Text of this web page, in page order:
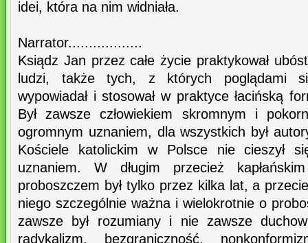
idei, która na nim widniała.
Narrator..................
Ksiądz Jan przez całe życie praktykował
ludzi, także tych, z których poglądami
wypowiadał i stosował w praktyce łacińską
Był zawsze człowiekiem skromnym i
ogromnym uznaniem, dla wszystkich był
Kościele katolickim w Polsce nie cieszył
uznaniem. W długim przecież
proboszczem był tylko przez kilka lat, a
niego szczególnie ważna i wielokrotnie o
zawsze był rozumiany i nie zawsze
radykalizm, bezgraniczność,